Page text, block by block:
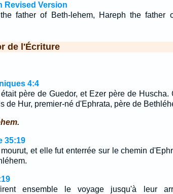
Revised Version
father of Beth-lehem, Hareph the father
de l'Écriture
4:4
père de Guedor, et Ezer père de Huscha.
de Hur, premier-né d'Ephrata, père de
35:19
et elle fut enterrée sur le chemin
ensemble le voyage jusqu'à leur